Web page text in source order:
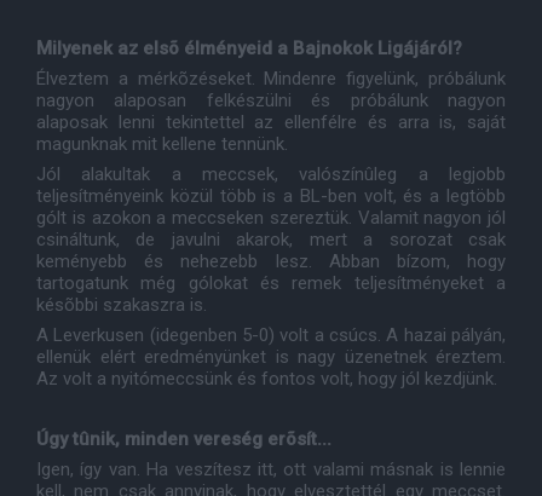
Milyenek az elsõ élményeid a Bajnokok Ligájáról?
Élveztem a mérkõzéseket. Mindenre figyelünk, próbálunk
nagyon alaposan felkészülni és próbálunk nagyon
alaposak lenni tekintettel az ellenfélre és arra is, saját
magunknak mit kellene tennünk.
Jól alakultak a meccsek, valószínûleg a legjobb
teljesítményeink közül több is a BL-ben volt, és a legtöbb
gólt is azokon a meccseken szereztük. Valamit nagyon jól
csináltunk, de javulni akarok, mert a sorozat csak
keményebb és nehezebb lesz. Abban bízom, hogy
tartogatunk még gólokat és remek teljesítményeket a
késõbbi szakaszra is.
A Leverkusen (idegenben 5-0) volt a csúcs. A hazai pályán,
ellenük elért eredményünket is nagy üzenetnek éreztem.
Az volt a nyitómeccsünk és fontos volt, hogy jól kezdjünk.
Úgy tûnik, minden vereség erõsít...
Igen, így van. Ha veszítesz itt, ott valami másnak is lennie
kell, nem csak annyinak, hogy elvesztettél egy meccset.